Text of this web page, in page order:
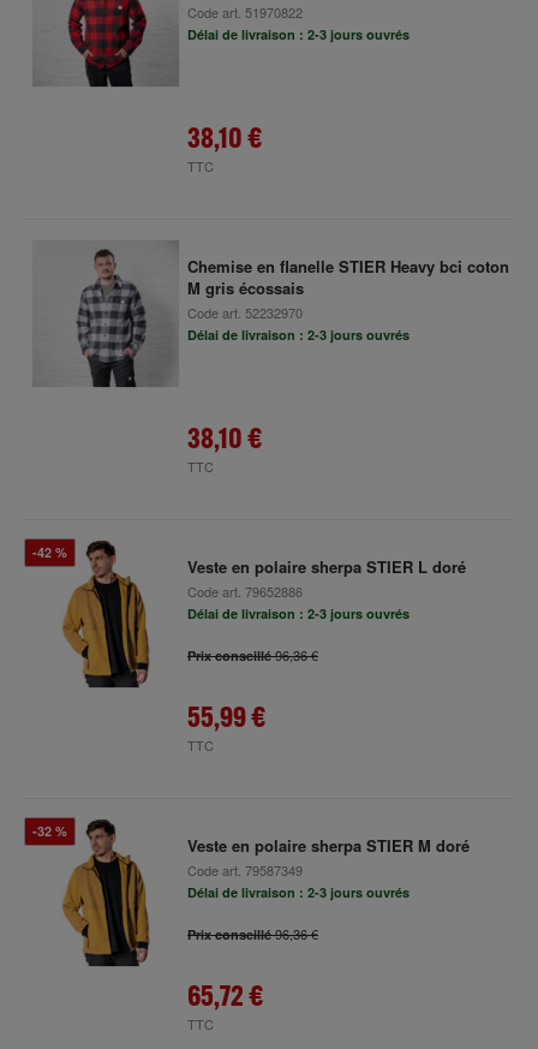
Code art. 51970822
Délai de livraison : 2-3 jours ouvrés
38,10 €
TTC
Chemise en flanelle STIER Heavy bci coton
M gris écossais
Code art. 52232970
Délai de livraison : 2-3 jours ouvrés
38,10 €
TTC
-42 %
Veste en polaire sherpa STIER L doré
Code art. 79652886
Délai de livraison : 2-3 jours ouvrés
Prix conseillé96,36 €
55,99 €
TTC
-32 %
Veste en polaire sherpa STIER M doré
Code art. 79587349
Délai de livraison : 2-3 jours ouvrés
Prix conseillé96,36 €
65,72 €
TTC